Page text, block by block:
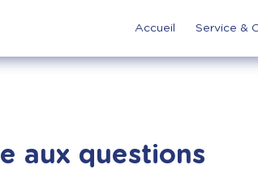
Accueil Service &
aux questions